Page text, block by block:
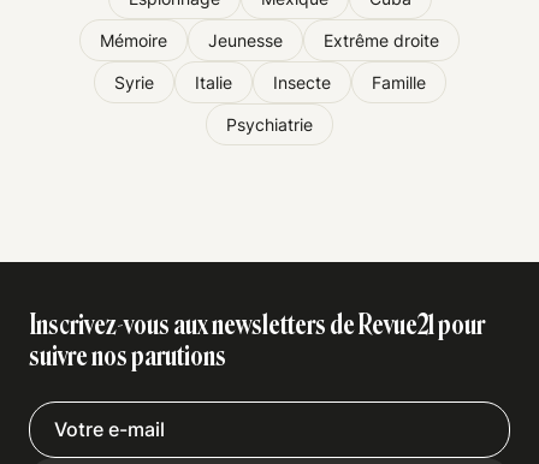
Mémoire Jeunesse Extrême droite
Syrie Italie Insecte Famille
Psychiatrie
Inscrivez-vous aux newsletters de Revue21 pour
suivre nos parutions